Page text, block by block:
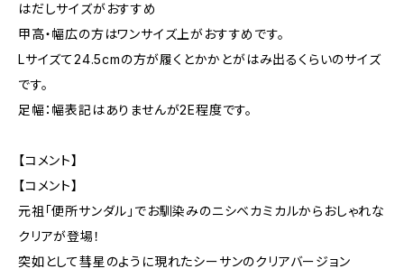
はだしサイズがおすすめ
甲高・幅広の方はワンサイズ上がおすすめです。
Lサイズて24.5cmの方が履くとかかとがはみ出るくらいのサイズ
です。
足幅：幅表記はありませんが2E程度です。
【コメント】
【コメント】
元祖「便所サンダル」でお馴染みのニシベカミカルからおしゃれな
クリアが登場！
突如として彗星のように現れたシーサンのクリアバージョン